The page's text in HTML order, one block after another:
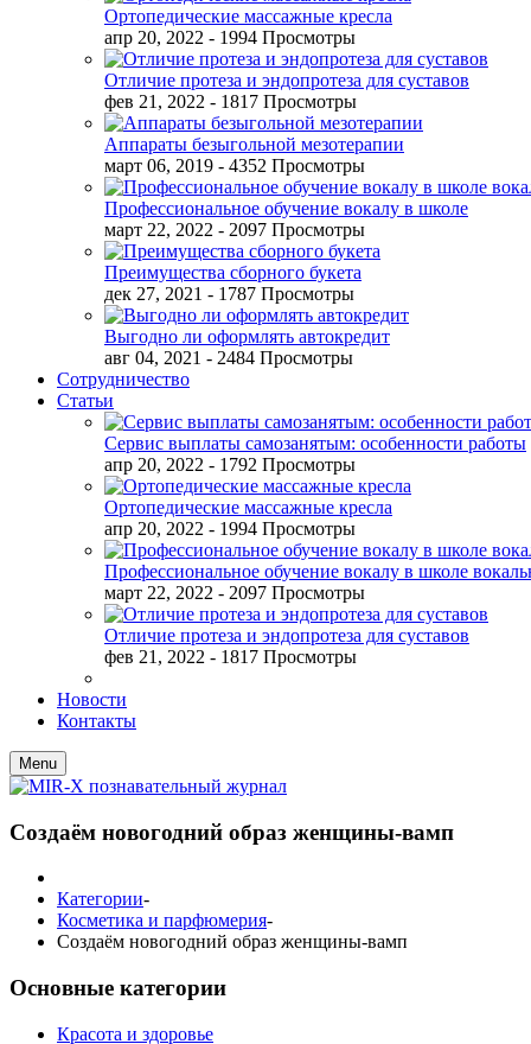
Ортопедические массажные кресла
апр 20, 2022 - 1994 Просмотры
Отличие протеза и эндопротеза для суставов
фев 21, 2022 - 1817 Просмотры
Аппараты безыгольной мезотерапии
март 06, 2019 - 4352 Просмотры
Профессиональное обучение вокалу в школе
март 22, 2022 - 2097 Просмотры
Преимущества сборного букета
дек 27, 2021 - 1787 Просмотры
Выгодно ли оформлять автокредит
авг 04, 2021 - 2484 Просмотры
Сотрудничество
Статьи
Сервис выплаты самозанятым: особенности работы
апр 20, 2022 - 1792 Просмотры
Ортопедические массажные кресла
апр 20, 2022 - 1994 Просмотры
Профессиональное обучение вокалу в школе
март 22, 2022 - 2097 Просмотры
Отличие протеза и эндопротеза для суставов
фев 21, 2022 - 1817 Просмотры
Новости
Контакты
Menu
Создаём новогодний образ женщины-вамп
Категории-
Косметика и парфюмерия-
Создаём новогодний образ женщины-вамп
Основные категории
Красота и здоровье